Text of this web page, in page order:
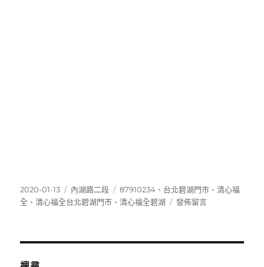
發
佈
2020-01-13
分
類
內湖路二段
標
籤
87910234 、 台北碧湖門市 、清心福
全 、清心福全台北碧湖門市 、清心福全碧湖
在
發佈留言